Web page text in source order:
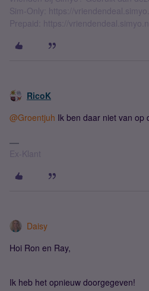
Sim-Only: https://
Prepaid: https://
RicoK
@Groentjuh Ik ben daar niet van op
Ex-Klant
Daisy
Hoi Ron en Ray,
Ik heb het opnieuw doorgegeven!